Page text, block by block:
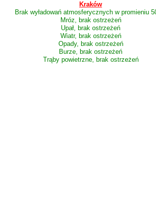
Kraków
Brak wyładowań atmosferycznych w promieniu
Mróz, brak ostrzeżeń
Upał, brak ostrzeżeń
Wiatr, brak ostrzeżeń
Opady, brak ostrzeżeń
Burze, brak ostrzeżeń
Trąby powietrzne, brak ostrzeżeń